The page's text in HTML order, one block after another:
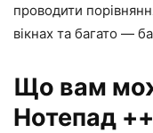
проводити
вікнах та багато —
Що вам
Нотепад ++